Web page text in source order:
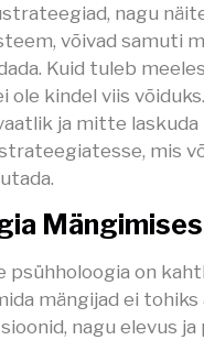
nagu
võivad samuti
Kuid tuleb
ole kindel viis
ja mitte laskuda
mis
Mängimises
psühholoogia on
mängijad ei tohiks
nagu elevus